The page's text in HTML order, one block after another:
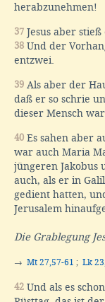
herabzunehmen!
37 Jesus aber
38 Und der
entzwei.
39 Als aber der
daß er so schrie
dieser Mensch
40 Es sahen aber
war auch Maria
jüngeren Jakobus
auch, als er in
gedient hatten,
Jerusalem
Die Grablegung
→ Mt 27,57-61 ; Lk
42 Und als es